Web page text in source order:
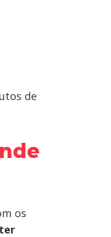
de
os